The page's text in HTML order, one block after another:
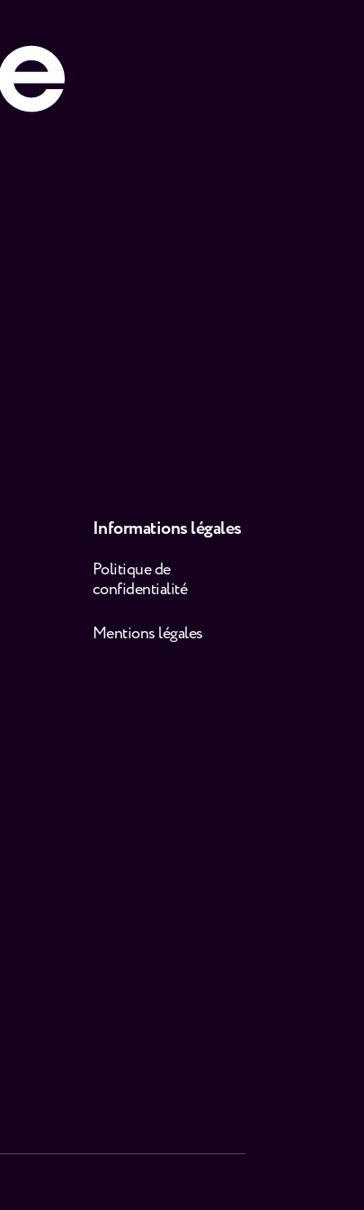
Informations légales
Politique de
confidentialité
Mentions légales